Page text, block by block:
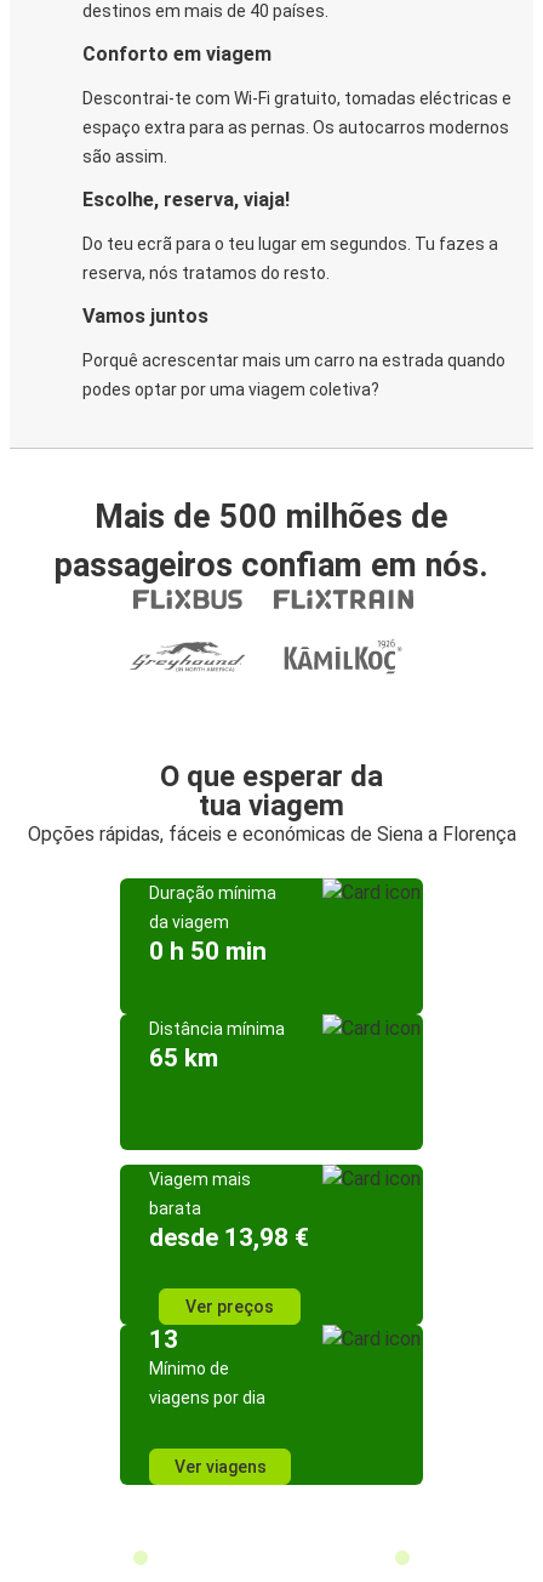
destinos em mais de 40 países.
Conforto em viagem
Descontrai-te com Wi-Fi gratuito, tomadas eléctricas e
espaço extra para as pernas. Os autocarros modernos
são assim.
Escolhe, reserva, viaja!
Do teu ecrã para o teu lugar em segundos. Tu fazes a
reserva, nós tratamos do resto.
Vamos juntos
Porquê acrescentar mais um carro na estrada quando
podes optar por uma viagem coletiva?
Mais de 500 milhões de
passageiros confiam em nós.
O que esperar da
tua viagem
Opções rápidas, fáceis e económicas de Siena a Florença
Duração mínima
da viagem
0 h 50 min
Distância mínima
65 km
Viagem mais
barata
desde 13,98 €
Ver preços
13
Mínimo de
viagens por dia
Ver viagens